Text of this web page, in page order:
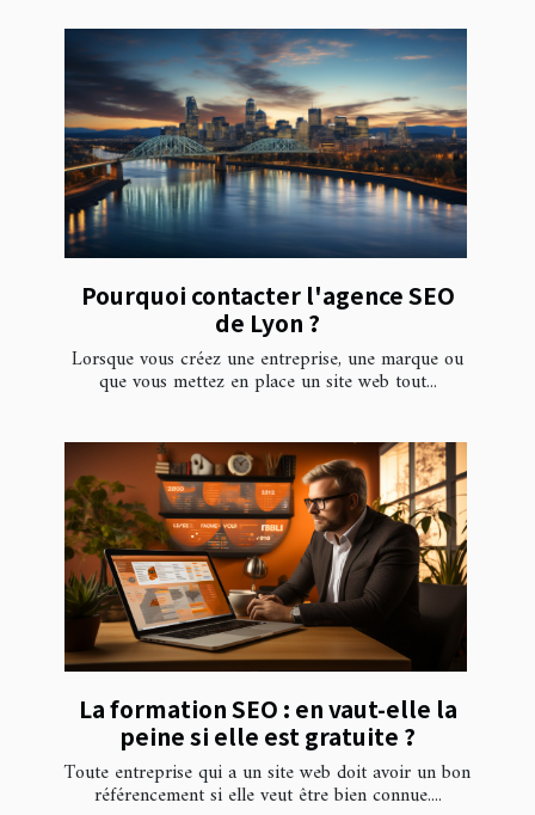
Pourquoi contacter l'agence SEO
de Lyon ?
Lorsque vous créez une entreprise, une marque ou
que vous mettez en place un site web tout...
La formation SEO : en vaut-elle la
peine si elle est gratuite ?
Toute entreprise qui a un site web doit avoir un bon
référencement si elle veut être bien connue....